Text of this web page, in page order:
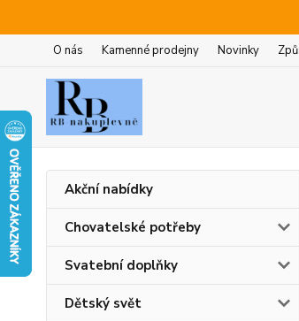
O nás Kamenné prodejny Novinky
Akční nabídky
Chovatelské potřeby
Svatební doplňky
Dětský svět